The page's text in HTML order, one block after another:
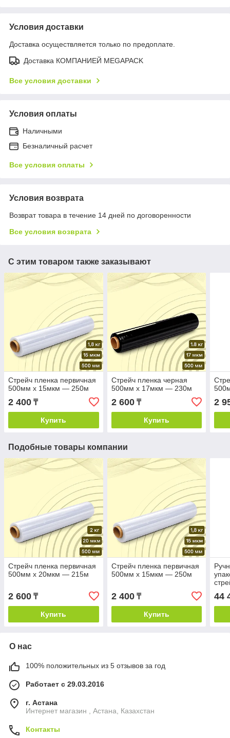
Условия доставки
Доставка осуществляется только по предоплате.
Доставка КОМПАНИЕЙ MEGAPACK
Все условия доставки
Условия оплаты
Наличными
Безналичный расчет
Все условия оплаты
Условия возврата
Возврат товара в течение 14 дней по договоренности
Все условия возврата
С этим товаром также заказывают
Стрейч пленка первичная
500мм х 15мкм — 250м
2 400 ₸
Купить
Стрейч пленка черная
500мм х 17мкм — 230м
2 600₸
Купить
2
Подобные товары компании
Стрейч пленка первичная
500мм х 20мкм — 215м
2 600 ₸
Купить
Стрейч пленка первичная
500мм х 15мкм — 250м
2 400₸
Купить
44
О нас
100% положительных из 5 отзывов за год
Работает с 29.03.2016
г. Астана
Интернет магазин , Астана, Казахстан
Контакты